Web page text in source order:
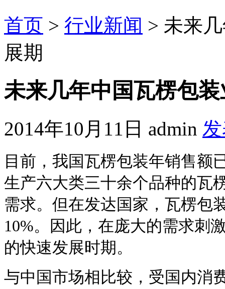
首页 > 行业新闻 > 未来
展期
未来几年中国瓦楞包
2014年10月11日 admin
目前，我国瓦楞包装年销售额
生产六大类三十余个品种的瓦
需求。但在发达国家，瓦楞包
10%。因此，在庞大的需求刺
的快速发展时期。
与中国市场相比较，受国内消